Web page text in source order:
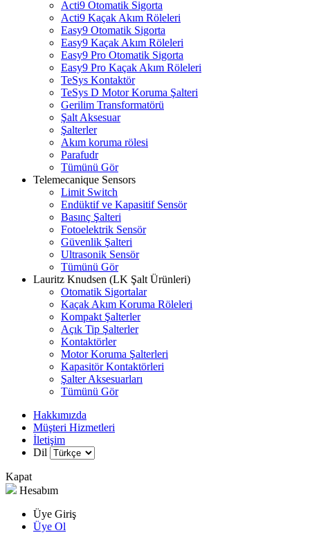
Acti9 Otomatik Sigorta
Acti9 Kaçak Akım Röleleri
Easy9 Otomatik Sigorta
Easy9 Kaçak Akım Röleleri
Easy9 Pro Otomatik Sigorta
Easy9 Pro Kaçak Akım Röleleri
TeSys Kontaktör
TeSys D Motor Koruma Şalteri
Gerilim Transformatörü
Şalt Aksesuar
Şalterler
Akım koruma rölesi
Parafudr
Tümünü Gör
Telemecanique Sensors
Limit Switch
Endüktif ve Kapasitif Sensör
Basınç Şalteri
Fotoelektrik Sensör
Güvenlik Şalteri
Ultrasonik Sensör
Tümünü Gör
Lauritz Knudsen (LK Şalt Ürünleri)
Otomatik Sigortalar
Kaçak Akım Koruma Röleleri
Kompakt Şalterler
Açık Tip Şalterler
Kontaktörler
Motor Koruma Şalterleri
Kapasitör Kontaktörleri
Şalter Aksesuarları
Tümünü Gör
Hakkımızda
Müşteri Hizmetleri
İletişim
Dil
Kapat
Hesabım
Üye Giriş
Üye Ol